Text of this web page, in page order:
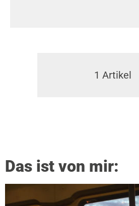
1 Artikel
Das ist von mir: